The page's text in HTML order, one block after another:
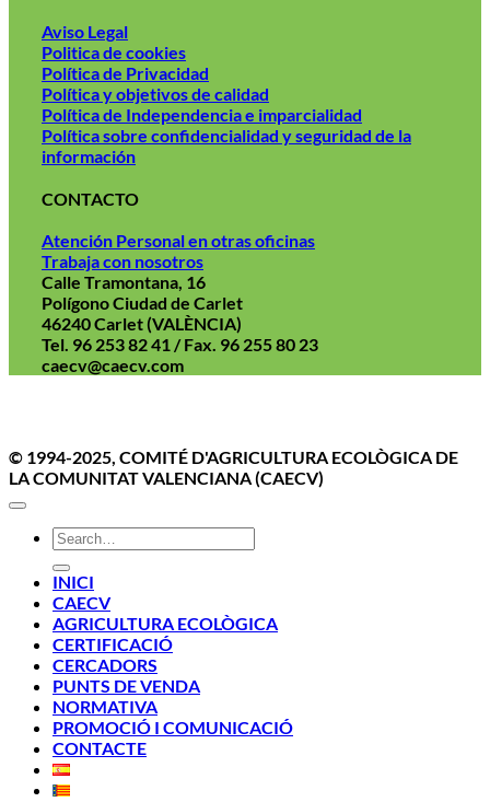
Aviso Legal
Politica de cookies
Política de Privacidad
Política y objetivos de calidad
Política de Independencia e imparcialidad
Política sobre confidencialidad y seguridad de la
información
CONTACTO
Atención Personal en otras oficinas
Trabaja con nosotros
Calle Tramontana, 16
Polígono Ciudad de Carlet
46240 Carlet (VALÈNCIA)
Tel. 96 253 82 41 / Fax. 96 255 80 23
caecv@caecv.com
© 1994-2025, COMITÉ D'AGRICULTURA ECOLÒGICA DE
LA COMUNITAT VALENCIANA (CAECV)
INICI
CAECV
AGRICULTURA ECOLÒGICA
CERTIFICACIÓ
CERCADORS
PUNTS DE VENDA
NORMATIVA
PROMOCIÓ I COMUNICACIÓ
CONTACTE